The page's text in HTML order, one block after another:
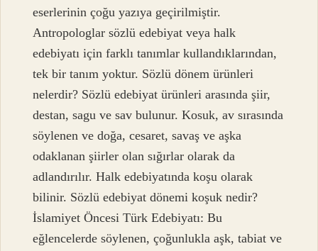
eserlerinin çoğu yazıya geçirilmiştir.
Antropologlar sözlü edebiyat veya halk
edebiyatı için farklı tanımlar kullandıklarından,
tek bir tanım yoktur. Sözlü dönem ürünleri
nelerdir? Sözlü edebiyat ürünleri arasında şiir,
destan, sagu ve sav bulunur. Kosuk, av sırasında
söylenen ve doğa, cesaret, savaş ve aşka
odaklanan şiirler olan sığırlar olarak da
adlandırılır. Halk edebiyatında koşu olarak
bilinir. Sözlü edebiyat dönemi koşuk nedir?
İslamiyet Öncesi Türk Edebiyatı: Bu
eğlencelerde söylenen, çoğunlukla aşk, tabiat ve